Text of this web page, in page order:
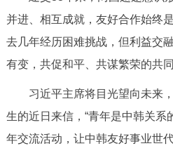
并进、相互成就，友好合作始终
去几年经历困难挑战，但利益交
有变，共促和平、共谋繁荣的共
习近平主席将目光望向未来
生的近日来信，“青年是中韩关系
年交流活动，让中韩友好事业世代